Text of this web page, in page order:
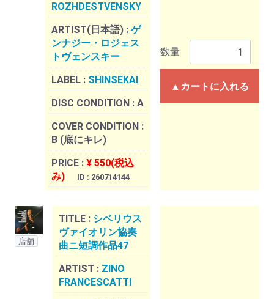
ROZHDESTVENSKY
ARTIST(日本語) : ゲ
ンナジー・ロジェス
トヴェンスキー
LABEL : SHINSEKAI
DISC CONDITION : A
COVER CONDITION :
B (底にキレ)
PRICE : ¥ 550(税込
み)
ID : 260714144
数量
▲カートに入れる
店舗
TITLE : シベリウス
ヴァイオリン協奏
曲ニ短調作品47
ARTIST : ZINO
FRANCESCATTI